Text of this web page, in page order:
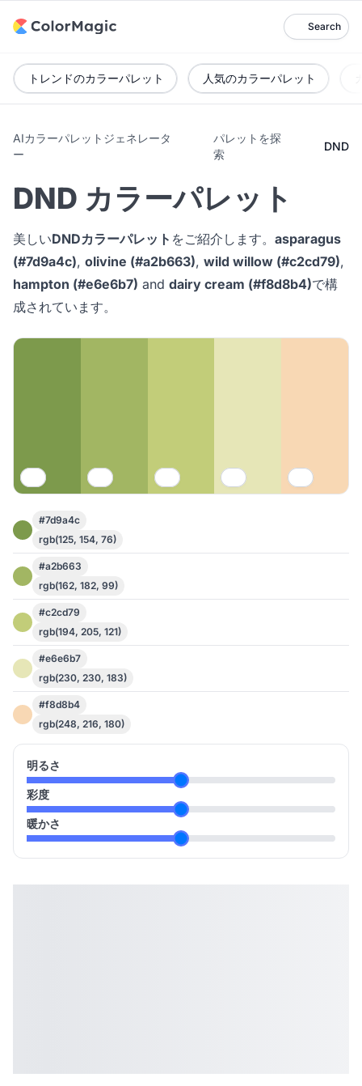
Search
トレンドのカラーパレット 人気のカラーパレット
AIカラーパレットジェネレータ
ー
パレットを探
索
DND
DND カラーパレット
美しいDNDカラーパレット をご紹介します。 asparagus
(#7d9a4c), olivine (#a2b663), wild willow (#c2cd79),
hampton (#e6e6b7) and dairy cream (#f8d8b4)で構
成されています。
#7d9a4c
rgb(125, 154, 76)
#a2b663
rgb(162, 182, 99)
#c2cd79
rgb(194, 205, 121)
#e6e6b7
rgb(230, 230, 183)
#f8d8b4
rgb(248, 216, 180)
明るさ
彩度
暖かさ